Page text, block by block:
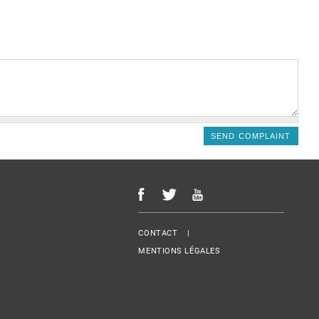
Menu Footer
CONTACT
MENTIONS LÉGALES